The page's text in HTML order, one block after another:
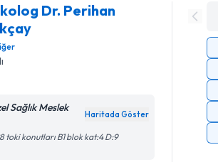
Dr. Perihan
Sağlık Meslek
Haritada Göster
toki konutları B1 blok kat:4 D:9